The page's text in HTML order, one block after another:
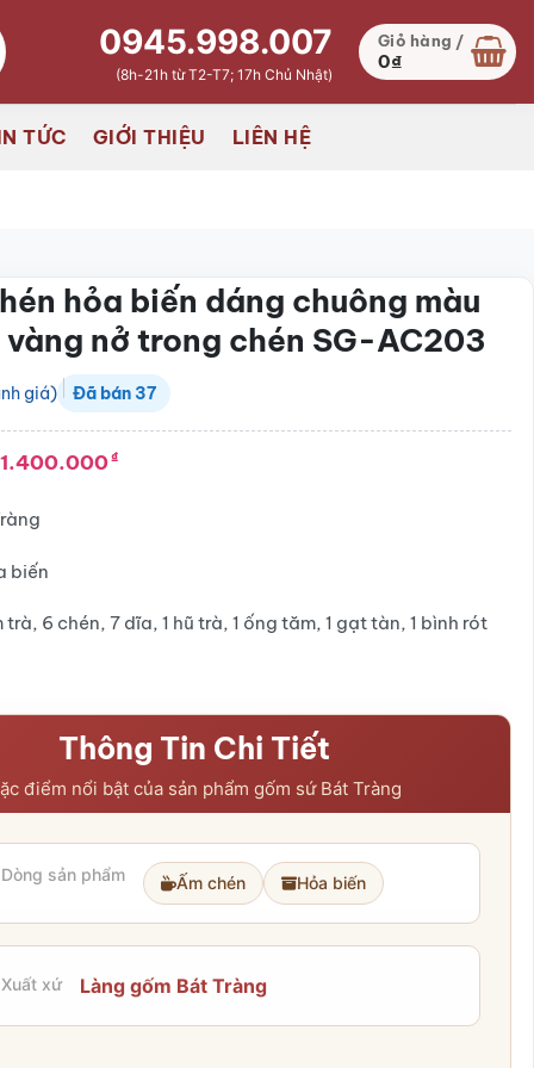
0945.998.007
(8h-21h từ T2-T7; 17h Chủ Nhật)
Giỏ hàng /
0₫
TỨC GIỚI THIỆU LIÊN HỆ
hỏa biến dáng chuông màu
vàng nở trong chén SG-AC203
giá) Đã bán 37
1.400.000₫
biến
trà, 6 chén, 7 dĩa, 1 hũ trà, 1 ống tăm, 1 gạt tàn, 1 bình rót
Thông Tin Chi Tiết
điểm nổi bật của sản phẩm gốm sứ Bát Tràng
Dòng sản phẩm Ấm chén Hỏa biến
Xuất xứ Làng gốm Bát Tràng